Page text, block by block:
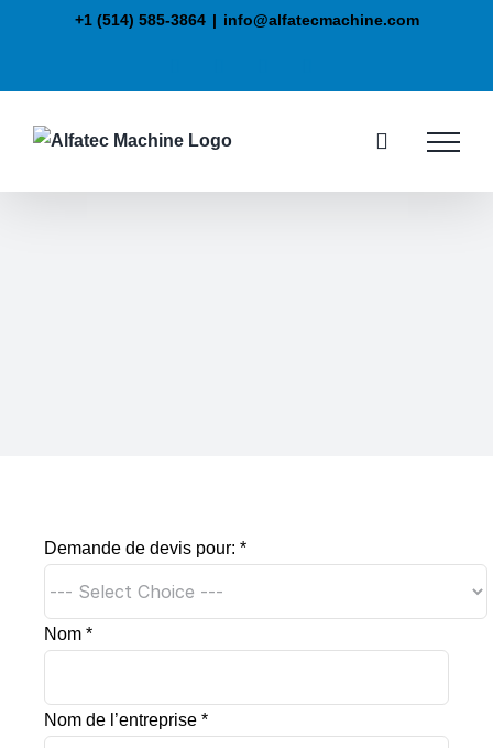
+1 (514) 585-3864 | info@alfatecmachine.com
Demande de devis pour: *
Nom *
Nom de l’entreprise *
Contact info:
+1 (514) 585-3864